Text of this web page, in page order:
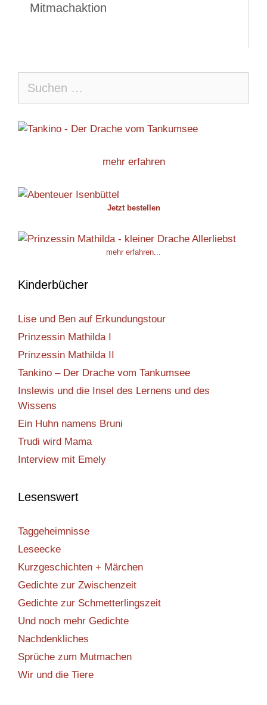
Mitmachaktion
nach:
mehr erfahren
Jetzt bestellen
mehr erfahren...
Kinderbücher
Lise und Ben auf Erkundungstour
Prinzessin Mathilda I
Prinzessin Mathilda II
Tankino – Der Drache vom Tankumsee
Inslewis und die Insel des Lernens und des
Wissens
Ein Huhn namens Bruni
Trudi wird Mama
Interview mit Emely
Lesenswert
Taggeheimnisse
Leseecke
Kurzgeschichten + Märchen
Gedichte zur Zwischenzeit
Gedichte zur Schmetterlingszeit
Und noch mehr Gedichte
Nachdenkliches
Sprüche zum Mutmachen
Wir und die Tiere